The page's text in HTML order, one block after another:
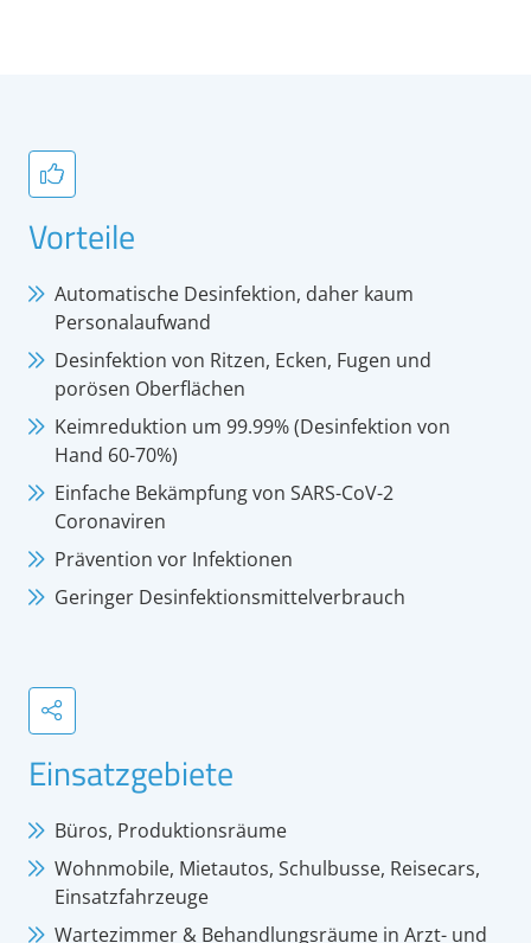
Vorteile
Automatische Desinfektion, daher kaum
Personalaufwand
Desinfektion von Ritzen, Ecken, Fugen und
porösen Oberflächen
Keimreduktion um 99.99% (Desinfektion von
Hand 60-70%)
Einfache Bekämpfung von SARS-CoV-2
Coronaviren
Prävention vor Infektionen
Geringer Desinfektionsmittelverbrauch
Einsatzgebiete
Büros, Produktionsräume
Wohnmobile, Mietautos, Schulbusse, Reisecars,
Einsatzfahrzeuge
Wartezimmer & Behandlungsräume in Arzt- und